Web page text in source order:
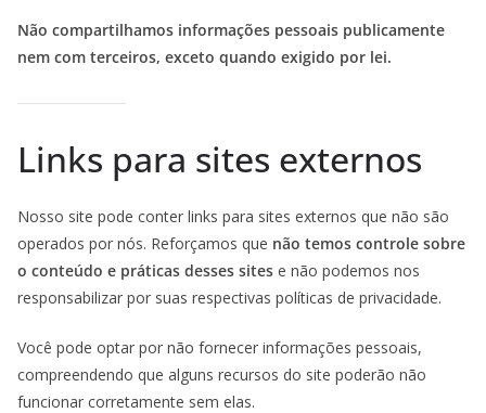
Não compartilhamos informações pessoais publicamente
nem com terceiros, exceto quando exigido por lei.
Links para sites externos
Nosso site pode conter links para sites externos que não são
operados por nós. Reforçamos que não temos controle sobre
o conteúdo e práticas desses sites e não podemos nos
responsabilizar por suas respectivas políticas de privacidade.
Você pode optar por não fornecer informações pessoais,
compreendendo que alguns recursos do site poderão não
funcionar corretamente sem elas.